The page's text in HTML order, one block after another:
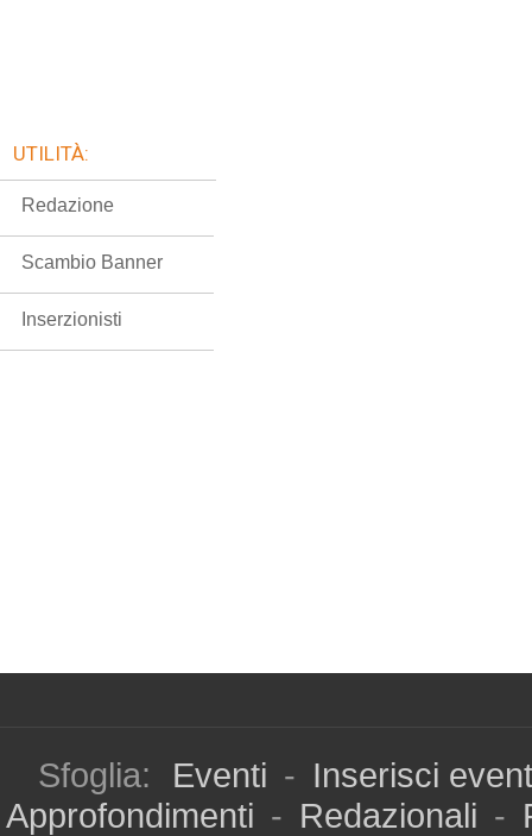
UTILITÀ:
Redazione
Scambio Banner
Inserzionisti
Sfoglia: Eventi - Inserisci
Approfondimenti - Redazionali -